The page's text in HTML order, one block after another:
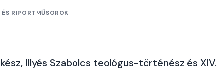
RIPORTMŰSOROK
Illyés Szabolcs teológus-történész és XIV.